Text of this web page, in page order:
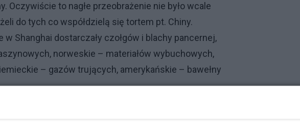
Oczywiście to nagłe przeobrażenie nie było wcale
do tych co współdzielą się tortem pt. Chiny.
Shanghai dostarczały czołgów i blachy pancernej,
norweskie – materiałów wybuchowych,
– gazów trujących, amerykańskie – bawełny
Parowiec wypływał z Europy mając wpłynąć do portu na
przez przewoźnika (oczywiście za sowitym